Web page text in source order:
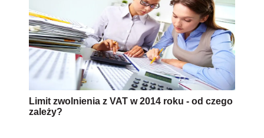
Limit zwolnienia z VAT w 2014 roku - od czego
zależy?